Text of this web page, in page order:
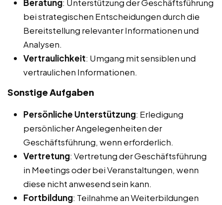
Beratung: Unterstützung der Geschäftsführung
bei strategischen Entscheidungen durch die
Bereitstellung relevanter Informationen und
Analysen.
Vertraulichkeit: Umgang mit sensiblen und
vertraulichen Informationen.
Sonstige Aufgaben
Persönliche Unterstützung: Erledigung
persönlicher Angelegenheiten der
Geschäftsführung, wenn erforderlich.
Vertretung: Vertretung der Geschäftsführung
in Meetings oder bei Veranstaltungen, wenn
diese nicht anwesend sein kann.
Fortbildung: Teilnahme an Weiterbildungen